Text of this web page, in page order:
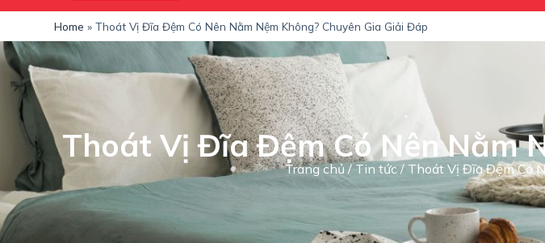
ộ
i
d
u
n
g
Home »Thoát Vị Đĩa Đệm Có Nên Nằm Nệm Không? Chuyên Gia Giải Đáp
Thoát Vị Đĩa Đệm Có Nên Nằm
Trang chủ /Tin tức / Thoát Vị Đĩa Đệm Có